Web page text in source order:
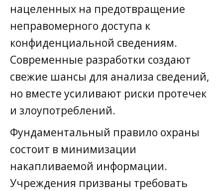
нацеленных на предотвращение
неправомерного доступа к
конфиденциальной сведениям.
Современные разработки создают
свежие шансы для анализа сведений,
но вместе усиливают риски протечек
и злоупотреблений.
Фундаментальный правило охраны
состоит в минимизации
накапливаемой информации.
Учреждения призваны требовать